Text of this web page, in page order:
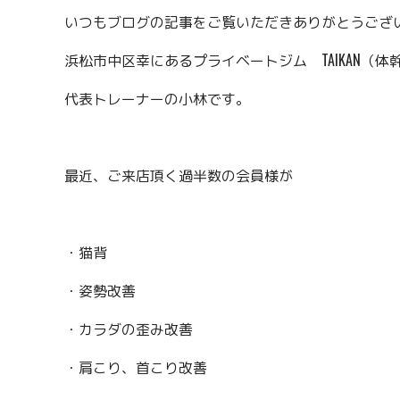
いつもブログの記事をご覧いただきありがとうござ
浜松市中区幸にあるプライベートジム TAIKAN（体
代表トレーナーの小林です。
最近、ご来店頂く過半数の会員様が
・猫背
・姿勢改善
・カラダの歪み改善
・肩こり、首こり改善